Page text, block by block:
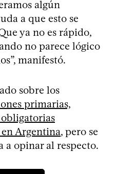
algún
a que esto se
ya no es rápido,
no parece lógico
manifestó.
sobre los
primarias,
Argentina, pero se
a opinar al respecto.